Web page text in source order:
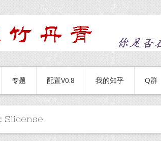
专题 配置V0.8 我的知乎 Q群
Slicense